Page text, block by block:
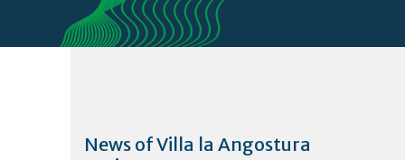
News of Villa la Angostura